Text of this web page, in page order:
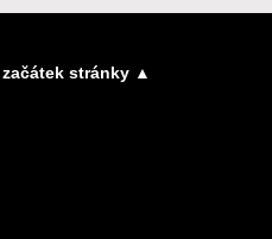
začátek stránky ▲